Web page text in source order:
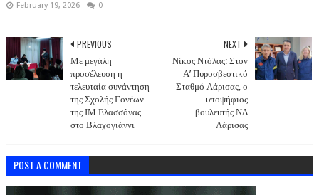
February 19, 2026 0
NEXT
Νίκος Ντόλας: Στον
Α’ Πυροσβεστικό
Σταθμό Λάρισας, ο
υποψήφιος
βουλευτής ΝΔ
Λάρισας
PREVIOUS
Με μεγάλη
προσέλευση η
τελευταία συνάντηση
της Σχολής Γονέων
της ΙΜ Ελασσόνας
στο Βλαχογιάννι
POST A COMMENT